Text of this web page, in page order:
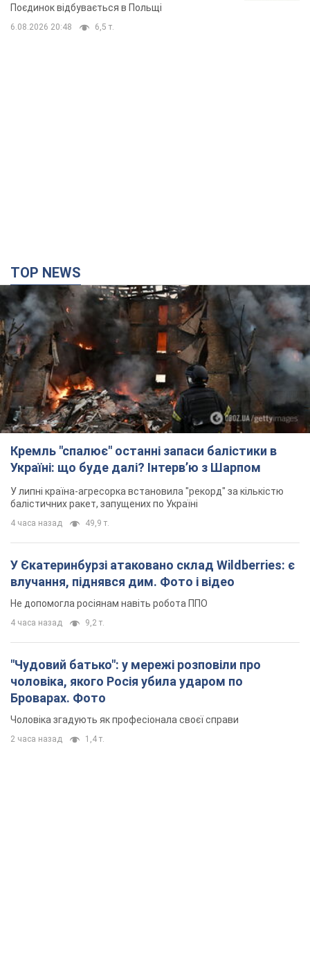
Поєдинок відбувається в Польщі
6.08.2026 20:48 6,5 т.
TOP NEWS
Кремль "спалює" останні запаси балістики в
Україні: що буде далі? Інтерв’ю з Шарпом
У липні країна-агресорка встановила "рекорд" за кількістю
балістичних ракет, запущених по Україні
4 часа назад 49,9 т.
У Єкатеринбурзі атаковано склад Wildberries: є
влучання, піднявся дим. Фото і відео
Не допомогла росіянам навіть робота ППО
4 часа назад 9,2 т.
"Чудовий батько": у мережі розповіли про
чоловіка, якого Росія убила ударом по
Броварах. Фото
Чоловіка згадують як професіонала своєї справи
2 часа назад 1,4 т.